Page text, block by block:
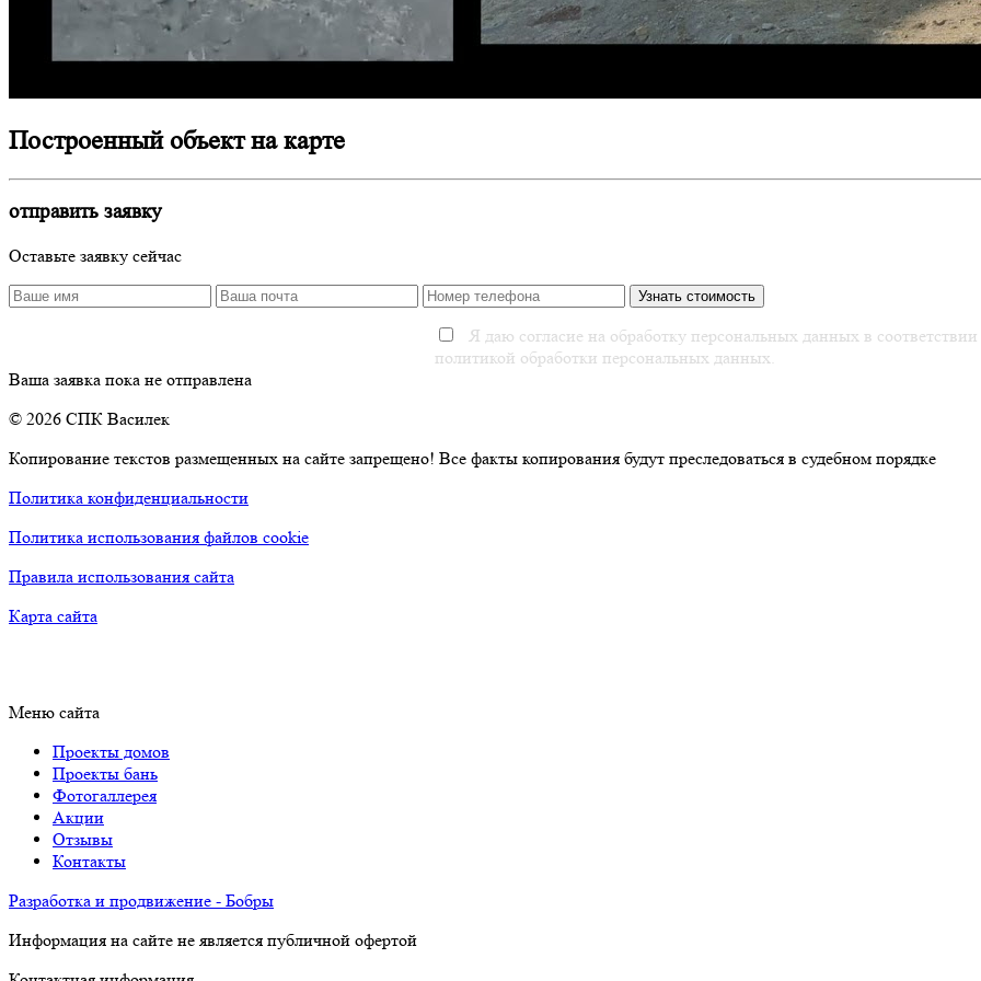
Построенный объект на карте
отправить заявку
Оставьте заявку сейчас
Я даю согласие на обработку персональных данных в соответствии
политикой обработки персональных данных.
Ваша заявка пока не отправлена
© 2026 СПК Василек
Копирование текстов размещенных на сайте запрещено! Все факты копирования будут преследоваться в судебном порядке
Политика конфиденциальности
Политика использования файлов cookie
Правила использования сайта
Карта сайта
Меню сайта
Проекты домов
Проекты бань
Фотогаллерея
Акции
Отзывы
Контакты
Разработка и продвижение - Бобры
Информация на сайте не является публичной офертой